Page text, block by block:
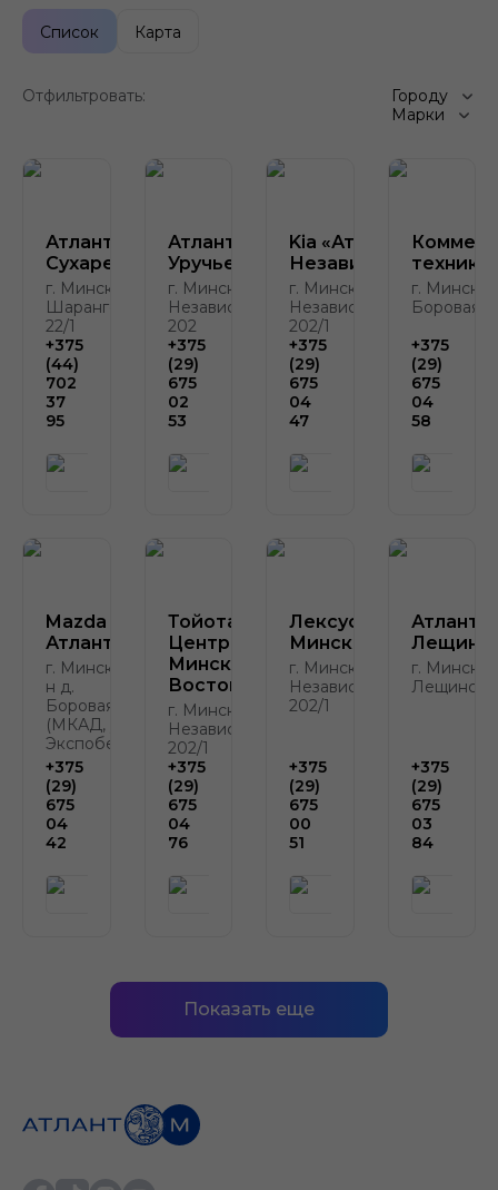
Список Карта
Отфильтровать:
Городу
Марки
Атлант-М
Сухарево
г. Минск, ул.
Шаранговича,
22/1
+375
(44)
702
37
95
Атлант-М
Уручье
г. Минск, пр.
Независимости,
202
+375
(29)
675
02
53
Kia «Атлант-М на
Независимости»
г. Минск, пр.
Независимости,
202/1
+375
(29)
675
04
47
техника
г. Минск,
Боровая,
+375
(29)
675
04
58
Mazda
Атлант-М
г. Минск, р-
н д.
Боровая, 2
(МКАД, у
Экспобела)
+375
(29)
675
04
42
Тойота
Центр
Минск
Восток
г. Минск, пр.
Независимости,
202/1
+375
(29)
675
04
76
Лексус-
Минск
г. Минск, пр.
Независимости,
202/1
+375
(29)
675
00
51
Атлант-
г. Минск,
+375
(29)
675
03
84
Показать еще